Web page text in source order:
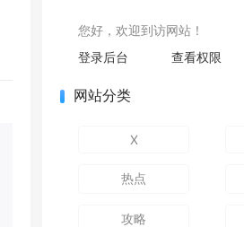
您好，欢迎到访网站！
登录后台
查看权限
网站分类
X
热点
攻略